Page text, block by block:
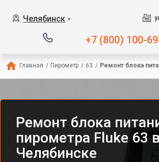
Челябинск ▼
+7 (800) 100-
Главная / Пирометр / 63 / Ремонт блока
Ремонт блока
пирометра Fluke 63 в
Челябинске